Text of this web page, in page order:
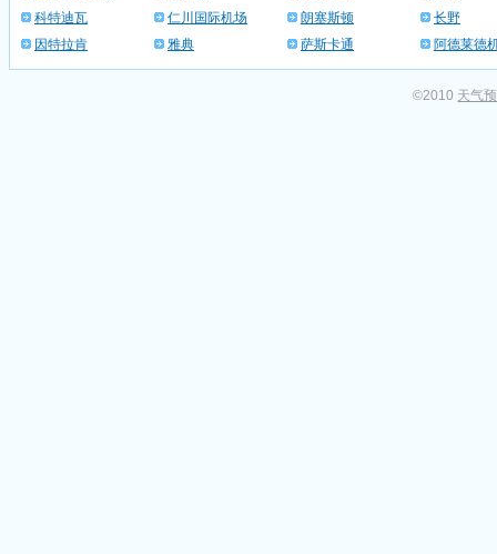
科特迪瓦
仁川国际机场 朗塞斯顿
长野
因特拉肯
雅典 萨斯卡通 阿德莱德
©2010 天气